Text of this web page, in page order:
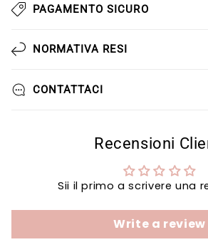
PAGAMENTO SICURO
NORMATIVA RESI
CONTATTACI
Recensioni
Sii il primo a scrivere una
Write a review